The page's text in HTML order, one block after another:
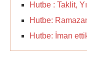
Hutbe : Taklit,
Hutbe:
Hutbe: İman